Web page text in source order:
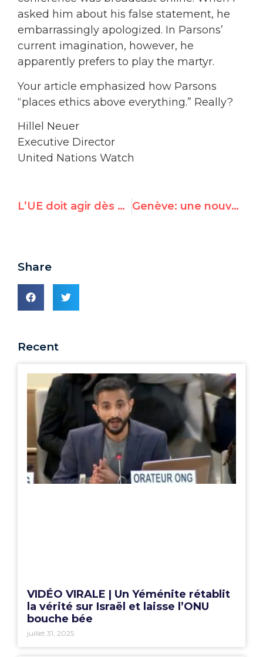
asked him about his false statement, he
embarrassingly apologized. In Parsons’
current imagination, however, he
apparently prefers to play the martyr.
Your article emphasized how Parsons
“places ethics above everything.” Really?
Hillel Neuer
Executive Director
United Nations Watch
L’UE doit agir dès maintenant pour sauver Durban II Genève: une nouvelle salle a été inaugurée au siège de l’ONU
Share
Recent
VIDÉO VIRALE | Un Yéménite rétablit
la vérité sur Israël et laisse l’ONU
bouche bée
juillet 31, 2025